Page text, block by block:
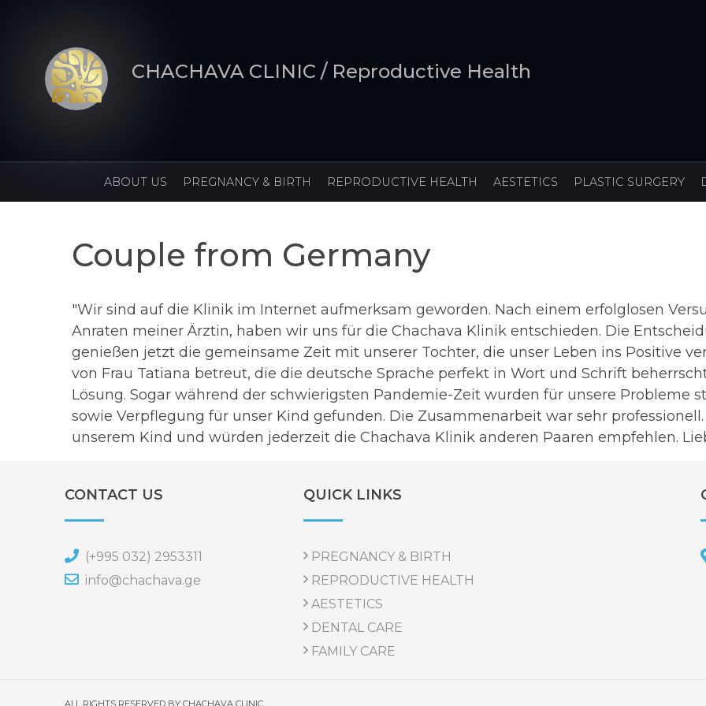
CHACHAVA CLINIC / Reproductive Health
Couple from Germany
"Wir sind auf die Klinik im Internet aufmerksam geworden. Nach einem erfolglosen
Anraten meiner Ärztin, haben wir uns für die Chachava Klinik entschieden. Die
genießen jetzt die gemeinsame Zeit mit unserer Tochter, die unser Leben ins Positive
von Frau Tatiana betreut, die die deutsche Sprache perfekt in Wort und Schrift
Lösung. Sogar während der schwierigsten Pandemie-Zeit wurden für unsere Probleme
sowie Verpflegung für unser Kind gefunden. Die Zusammenarbeit war sehr
unserem Kind und würden jederzeit die Chachava Klinik anderen Paaren empfehlen.
CONTACT US
(+995 032) 2953311
info@chachava.ge
QUICK LINKS
PREGNANCY & BIRTH
REPRODUCTIVE HEALTH
AESTETICS
DENTAL CARE
FAMILY CARE
ALL RIGHTS RESERVED BY CHACHAVA CLINIC